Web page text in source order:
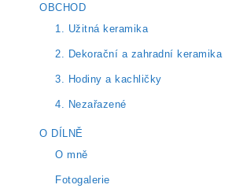
OBCHOD
1. Užitná keramika
2. Dekorační a zahradní keramika
3. Hodiny a kachličky
4. Nezařazené
O DÍLNĚ
O mně
Fotogalerie